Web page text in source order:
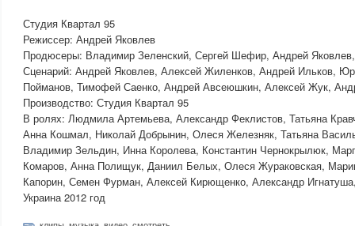
Студия Квартал 95
Режиссер: Андрей Яковлев
Продюсеры: Владимир Зеленский, Сергей Шефир, Андрей
Сценарий: Андрей Яковлев, Алексей Жиленков, Андрей Ильков,
Пойманов, Тимофей Саенко, Андрей Авсеюшкин, Алексей Жук,
Производство: Студия Квартал 95
В ролях: Людмила Артемьева, Александр Феклистов, Татьяна
Анна Кошмал, Николай Добрынин, Олеся Железняк, Татьяна
Владимир Зельдин, Инна Королева, Константин Чернокрылюк,
Комаров, Анна Полищук, Даниил Белых, Олеся Жураковская,
Капорин, Семен Фурман, Алексей Кирющенко, Александр
Украина 2012 год